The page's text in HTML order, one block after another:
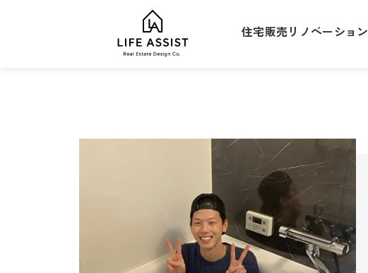
住宅販売リノベーション